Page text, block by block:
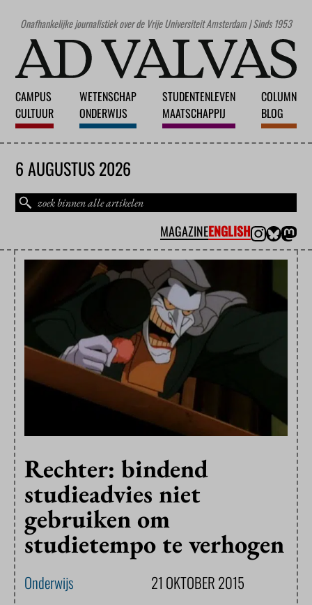
Onafhankelijke journalistiek over de Vrije Universiteit Amsterdam | Sinds 1953
CAMPUS
CULTUUR
WETENSCHAP
ONDERWIJS
STUDENTENLEVEN
MAATSCHAPPIJ
COLUMN
BLOG
6 AUGUSTUS 2026
MAGAZINEENGLISH
Rechter: bindend
studieadvies niet
gebruiken om
studietempo te verhogen
Onderwijs 21 OKTOBER 2015